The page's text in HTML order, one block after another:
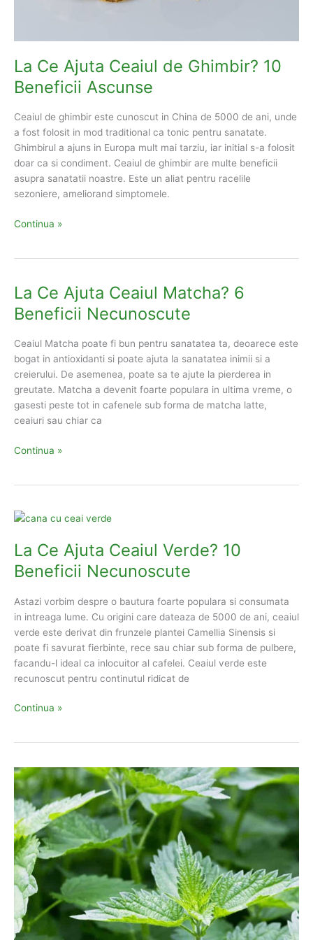
La Ce Ajuta Ceaiul de Ghimbir? 10
Beneficii Ascunse
Ceaiul de ghimbir este cunoscut in China de 5000 de ani, unde
a fost folosit in mod traditional ca tonic pentru sanatate.
Ghimbirul a ajuns in Europa mult mai tarziu, iar initial s-a folosit
doar ca si condiment. Ceaiul de ghimbir are multe beneficii
asupra sanatatii noastre. Este un aliat pentru racelile
sezoniere, ameliorand simptomele.
La
de
Ghimbir?
10
Ascunse
Continua »
La Ce Ajuta Ceaiul Matcha? 6
Beneficii Necunoscute
Ceaiul Matcha poate fi bun pentru sanatatea ta, deoarece este
bogat in antioxidanti si poate ajuta la sanatatea inimii si a
creierului. De asemenea, poate sa te ajute la pierderea in
greutate. Matcha a devenit foarte populara in ultima vreme, o
gasesti peste tot in cafenele sub forma de matcha latte,
ceaiuri sau chiar ca
La
Matcha?
Beneficii
Necunoscute
Continua »
La Ce Ajuta Ceaiul Verde? 10
Beneficii Necunoscute
Astazi vorbim despre o bautura foarte populara si consumata
in intreaga lume. Cu origini care dateaza de 5000 de ani, ceaiul
verde este derivat din frunzele plantei Camellia Sinensis si
poate fi savurat fierbinte, rece sau chiar sub forma de pulbere,
facandu-l ideal ca inlocuitor al cafelei. Ceaiul verde este
recunoscut pentru continutul ridicat de
La
Verde?
10
Beneficii
Necunoscute
Continua »